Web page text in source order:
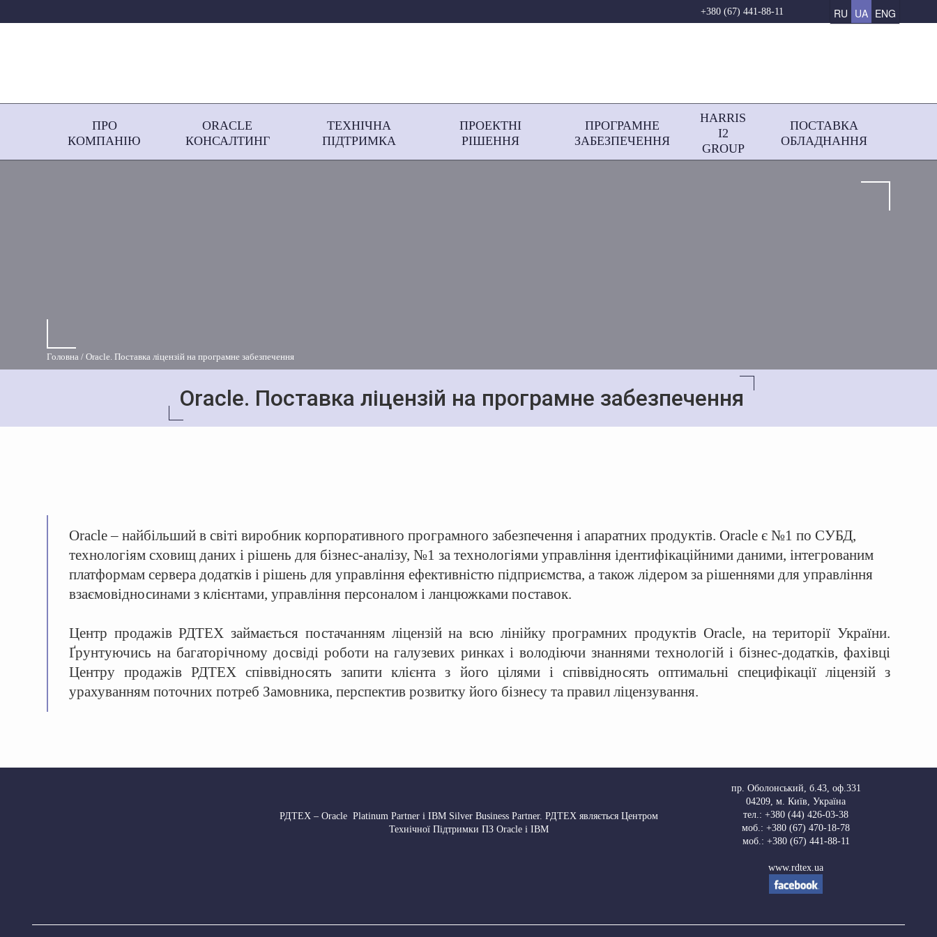
+380 (67) 441-88-11 RU UA ENG
ПРО
КОМПАНІЮ
ORACLE
КОНСАЛТИНГ
ТЕХНІЧНА
ПІДТРИМКА
ПРОЕКТНІ
РІШЕННЯ
ПРОГРАМНЕ
ЗАБЕЗПЕЧЕННЯ
HARRIS
І2
GROUP
ПОСТАВКА
ОБЛАДНАННЯ
Oracle. Поставка ліцензій на програмне забезпечення
Головна Oracle. Поставка ліцензій на програмне забезпечення
Oracle – найбільший в світі виробник корпоративного програмного забезпечення і апаратних продуктів. Oracle є №1 по СУБД,
технологіям сховищ даних і рішень для бізнес-аналізу, №1 за технологіями управління ідентифікаційними даними, інтегрованим
платформам сервера додатків і рішень для управління ефективністю підприємства, а також лідером за рішеннями для управління
взаємовідносинами з клієнтами, управління персоналом і ланцюжками поставок.
Центр продажів РДТЕХ займається постачанням ліцензій на всю лінійку програмних продуктів Oracle, на території України.
Ґрунтуючись на багаторічному досвіді роботи на галузевих ринках і володіючи знаннями технологій і бізнес-додатків, фахівці
Центру продажів РДТЕХ співвідносять запити клієнта з його цілями і співвідносять оптимальні специфікації ліцензій з
урахуванням поточних потреб Замовника, перспектив розвитку його бізнесу та правил ліцензування.
РДТЕХ – Oracle Platinum Partner і IBM Silver Business Partner. РДТЕХ являється Центром
Технічної Підтримки ПЗ Oracle і IBM
пр. Оболонський, б.43, оф.331
04209, м. Київ, Україна
тел.: +380 (44) 426-03-38
моб.: +380 (67) 470-18-78
моб.: +380 (67) 441-88-11
www.rdtex.ua